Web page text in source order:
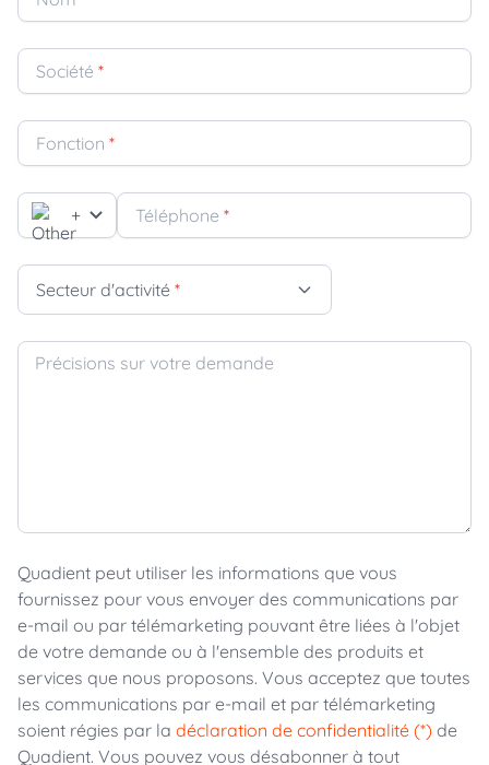
Société *
Fonction *
+ Téléphone *
Secteur d'activité *
Précisions sur votre demande
Quadient peut utiliser les informations que vous
fournissez pour vous envoyer des communications par
e-mail ou par télémarketing pouvant être liées à l'objet
de votre demande ou à l'ensemble des produits et
services que nous proposons. Vous acceptez que toutes
les communications par e-mail et par télémarketing
soient régies par la déclaration de confidentialité (*) de
Quadient. Vous pouvez vous désabonner à tout